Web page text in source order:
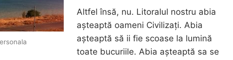
Altfel însă, nu. Litoralul nostru abia
așteaptă oameni Civilizați. Abia
așteaptă să ii fie scoase la lumină
toate bucuriile. Abia așteaptă sa se